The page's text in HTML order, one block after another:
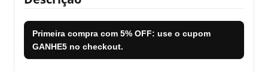
Primeira compra com 5% OFF: use o cupom
GANHE5 no checkout.